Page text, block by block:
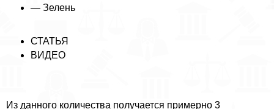
— Зелень
СТАТЬЯ
ВИДЕО
Из данного количества получается примерно 3